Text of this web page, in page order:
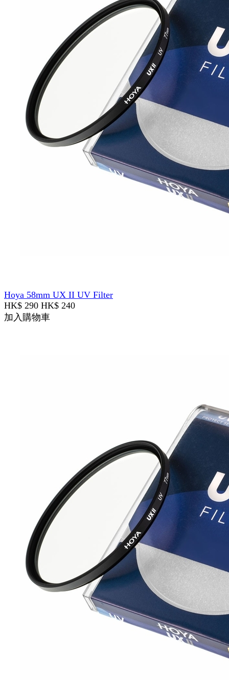
Hoya 58mm UX II UV Filter
HK$ 290 HK$ 240
加入購物車